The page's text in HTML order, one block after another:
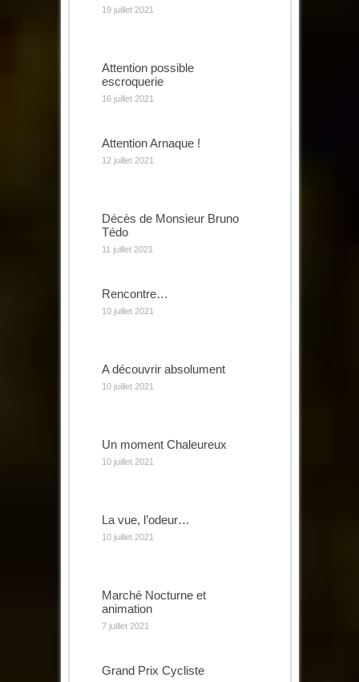
19 juillet 2021
Attention possible
escroquerie
16 juillet 2021
Attention Arnaque !
12 juillet 2021
Décès de Monsieur Bruno
Tédo
11 juillet 2021
Rencontre…
10 juillet 2021
A découvrir absolument
10 juillet 2021
Un moment Chaleureux
10 juillet 2021
La vue, l’odeur…
10 juillet 2021
Marché Nocturne et
animation
7 juillet 2021
Grand Prix Cycliste